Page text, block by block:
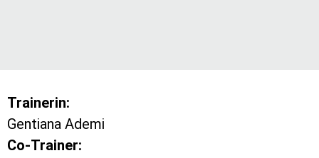
Trainerin:
Gentiana Ademi
Co-Trainer: